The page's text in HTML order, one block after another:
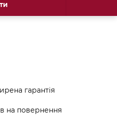
гарантія
на повернення